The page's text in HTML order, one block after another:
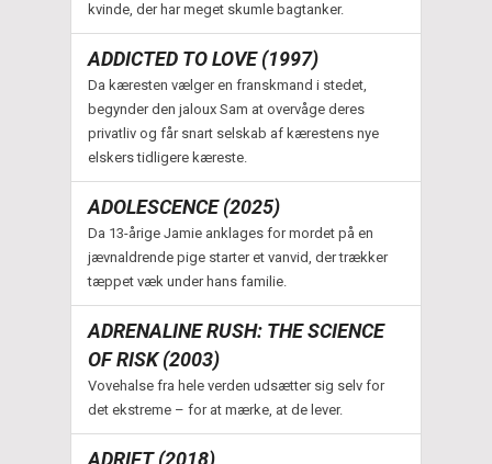
kvinde, der har meget skumle bagtanker.
ADDICTED TO LOVE (1997)
Da kæresten vælger en franskmand i stedet,
begynder den jaloux Sam at overvåge deres
privatliv og får snart selskab af kærestens nye
elskers tidligere kæreste.
ADOLESCENCE (2025)
Da 13-årige Jamie anklages for mordet på en
jævnaldrende pige starter et vanvid, der trækker
tæppet væk under hans familie.
ADRENALINE RUSH: THE SCIENCE
OF RISK (2003)
Vovehalse fra hele verden udsætter sig selv for
det ekstreme – for at mærke, at de lever.
ADRIFT (2018)